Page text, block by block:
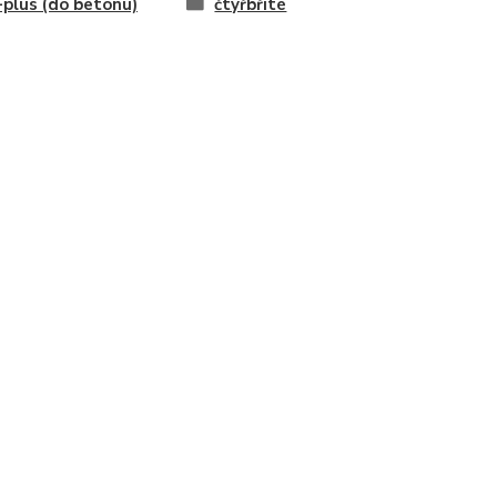
plus (do betonu) čtyřbřité